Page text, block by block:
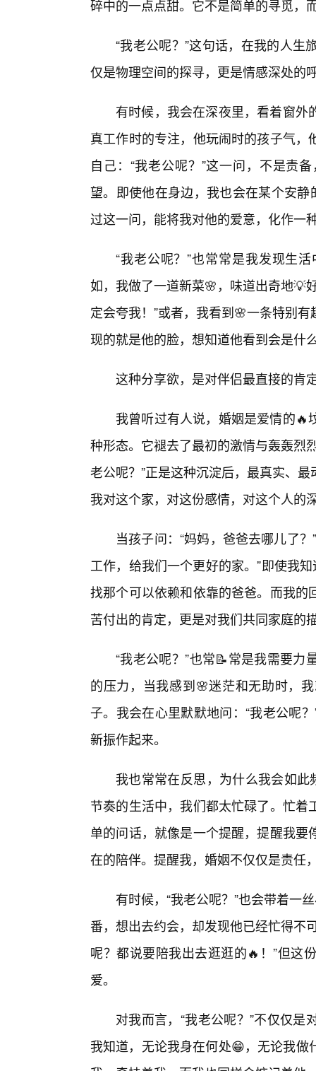
碎中的一点点甜。它不是简单的寻觅，
“我老公呢？”这句话，在我的人
仅是物理空间的探寻，更是情感深处的
有时候，我会在深夜里，看着窗
真工作时的专注，他玩闹时的孩子气
自己：“我老公呢？”这一问，不是责
望。即使他在身边，我也会在某个安
过这一问，能将我对他的爱意，化作一
“我老公呢？”也常常是我发现生
如，我做了一道新菜🌸，味道出奇地💡
定会夸我！”或者，我看到🌸一条特别
现的就是他的脸，想知道他看到会是什
这种分享欲，是对伴侣最直接的肯
我曾听过有人说，婚姻是爱情的
种形态。它褪去了最初的激情与轰轰烈
老公呢？”正是这种沉淀后，最真实、
我对这个家，对这份感情，对这个人的
当孩子问：“妈妈，爸爸去哪儿了
工作，给我们一个更好的家。”即使我
找那个可以依赖和依靠的爸爸。而我
苦付出的肯定，更是对我们共同家庭的
“我老公呢？”也常📝常是我需要
的压力，当我感到🌸迷茫和无助时，
子。我会在心里默默地问：“我老公呢
新振作起来。
我也常常在反思，为什么我会如此
节奏的生活中，我们都太忙碌了。忙
单的问话，就像是一个提醒，提醒我
在的陪伴。提醒我，婚姻不仅仅是责任
有时候，“我老公呢？”也会带着一
番，想出去约会，却发现他已经忙得不
呢？都说要陪我出去逛逛的🔥！”但这
爱。
对我而言，“我老公呢？”不仅仅
我知道，无论我身在何处😁，无论我